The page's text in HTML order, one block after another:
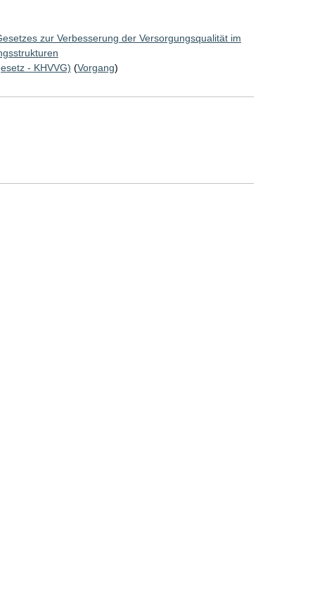
zur Verbesserung der Versorgungsqualität im
- KHVVG) (Vorgang)